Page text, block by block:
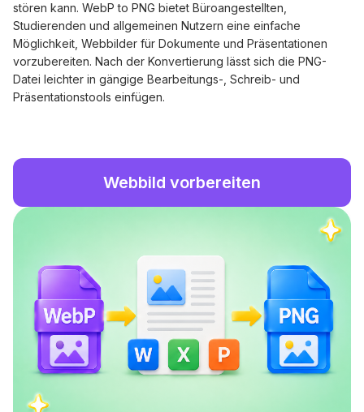
stören kann. WebP to PNG bietet Büroangestellten,
Studierenden und allgemeinen Nutzern eine einfache
Möglichkeit, Webbilder für Dokumente und Präsentationen
vorzubereiten. Nach der Konvertierung lässt sich die PNG-
Datei leichter in gängige Bearbeitungs-, Schreib- und
Präsentationstools einfügen.
Webbild vorbereiten